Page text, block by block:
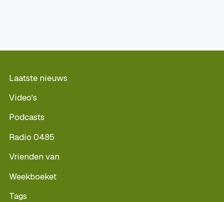
Laatste nieuws
Video's
Podcasts
Radio 0485
Vrienden van
Weekboeket
Tags